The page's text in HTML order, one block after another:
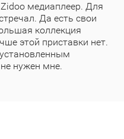
медиаплеер. Для
Да есть свои
коллекция
этой приставки нет.
нужен мне.